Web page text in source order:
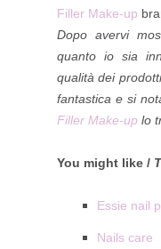
Filler Make-up
Dopo avervi
quanto io sia
qualità dei
fantastica e si
Filler Make-up lo
You might like /
Essie nail
Nails care